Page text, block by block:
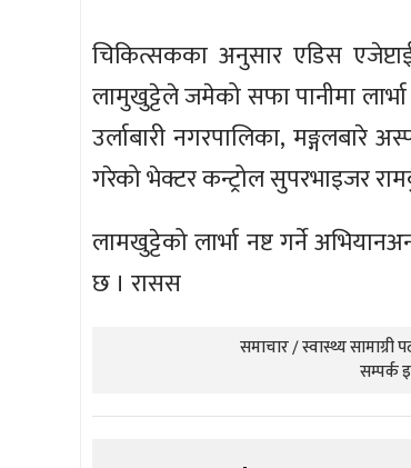
चिकित्सकका अनुसार एडिस
लामुखुट्टेले जमेको सफा पानीमा लार्भा
उर्लाबारी नगरपालिका, मङ्गलबारे
गरेको भेक्टर कन्ट्रोल सुपरभाइजर
लामखुट्टेको लार्भा नष्ट गर्ने
छ । रासस
समाचार / स्वास्थ्य सामाग्री
सम्पर्क